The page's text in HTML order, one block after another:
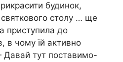
будинок,
святкового столу … ще
приступила до
в чому їй активно
тут поставимо-